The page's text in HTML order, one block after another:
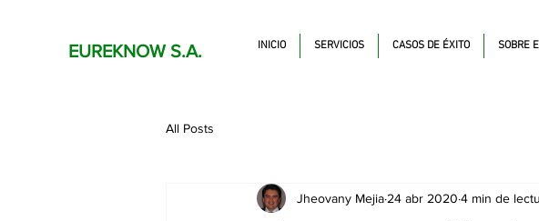
EUREKNOW S.A. INICIO SERVICIOS CASOS DE ÉXITO SOBRE
All Posts
Jheovany Mejia 24 abr 2020 4 min de